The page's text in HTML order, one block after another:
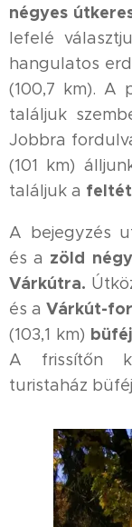
négyes
lefelé
hangulatos
(100,7 km). A
találjuk
Jobbra
(101 km)
találjuk a
A bejegyzés
és a zöld
Várkútra.
és aVárkút-
(103,1 km)
A frissítőn
turistaház